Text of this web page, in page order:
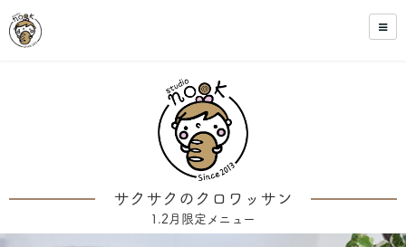
サクサクのクロワッサン
1.2月限定メニュー